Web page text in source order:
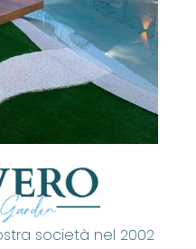
società nel 2002